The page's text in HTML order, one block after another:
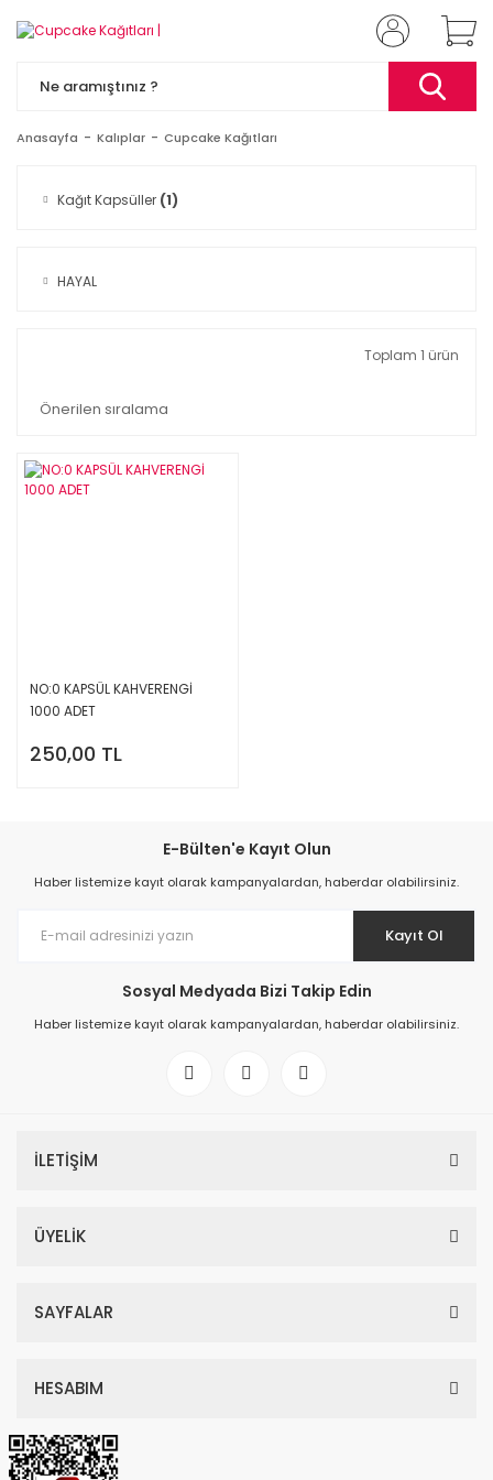
Anasayfa Kalıplar Cupcake Kağıtları
Kağıt Kapsüller (1)
HAYAL
Toplam 1 ürün
NO:0 KAPSÜL KAHVERENGİ
1000 ADET
250,00 TL
E-Bülten'e Kayıt Olun
Haber listemize kayıt olarak kampanyalardan, haberdar olabilirsiniz.
Kayıt Ol
Sosyal Medyada Bizi Takip Edin
Haber listemize kayıt olarak kampanyalardan, haberdar olabilirsiniz.
İLETİŞİM
ÜYELİK
SAYFALAR
HESABIM